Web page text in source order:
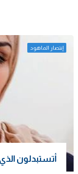
إنتصار الماهود
أتستبدلون